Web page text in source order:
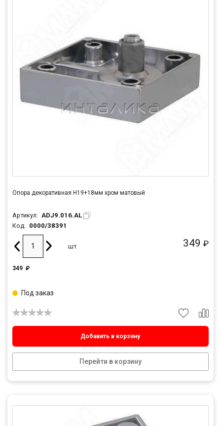
Опора декоративная Н19+18мм хром матовый
Артикул: ADJ9.016.AL
Код: 0000/38391
349 ₽
шт
349 ₽
Добавить в корзину
Перейти в корзину
Под заказ